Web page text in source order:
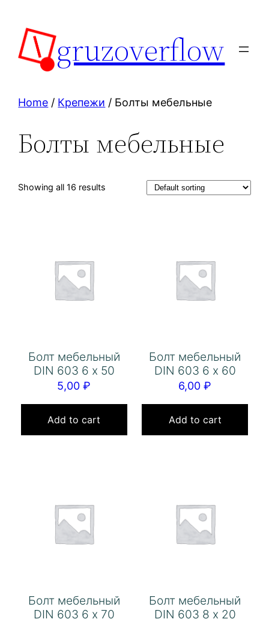
content
gruzoverflow
Home / Крепежи / Болты мебельные
Болты мебельные
Showing all 16 results
Болт мебельный
DIN 603 6 х 50
5,00₽
Add to cart
Болт мебельный
DIN 603 6 х 60
6,00₽
Add to cart
Болт мебельный
DIN 603 6 х 70
Болт мебельный
DIN 603 8 х 20